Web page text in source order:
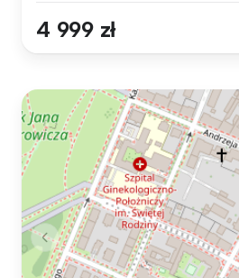
4 999 zł